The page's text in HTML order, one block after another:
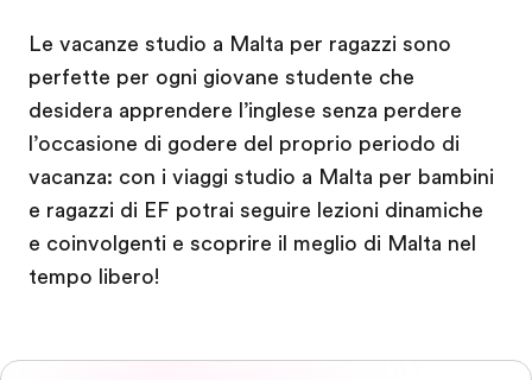
Le vacanze studio a Malta per ragazzi sono
perfette per ogni giovane studente che
desidera apprendere l’inglese senza perdere
l’occasione di godere del proprio periodo di
vacanza: con i viaggi studio a Malta per bambini
e ragazzi di EF potrai seguire lezioni dinamiche
e coinvolgenti e scoprire il meglio di Malta nel
tempo libero!